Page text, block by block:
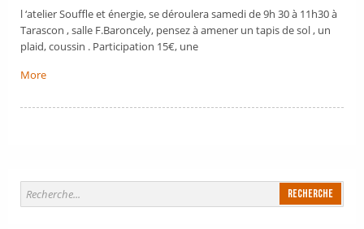
l ‘atelier Souffle et énergie, se déroulera samedi de 9h 30 à 11h30 à
Tarascon , salle F.Baroncely, pensez à amener un tapis de sol , un
plaid, coussin . Participation 15€, une
More